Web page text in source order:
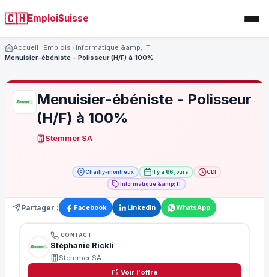
🇨🇭EmploiSuisse
Accueil Emplois
Informatique &amp; IT
Menuisier-ébéniste - Polisseur (H/F) à 100%
Menuisier-ébéniste - Polisseur
(H/F) à 100%
Stemmer SA
Chailly-montreux Il y a 66 jours
CDI
Informatique &amp; IT
Partager : Facebook LinkedIn WhatsApp
CONTACT
Stéphanie Rickli
Stemmer SA
Voir l'offre